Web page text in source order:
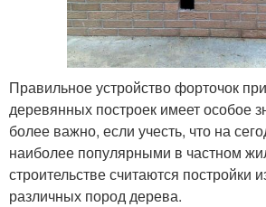
Правильное устройство форточок
деревянных построек имеет особое
более важно, если учесть, что на
наиболее популярными в частном
строительстве считаются постройки
различных пород дерева.